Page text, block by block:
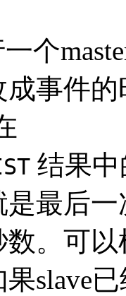
个
成事件
结果
最后
。可
slave